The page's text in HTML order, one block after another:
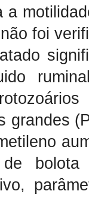
a
foi
grandes